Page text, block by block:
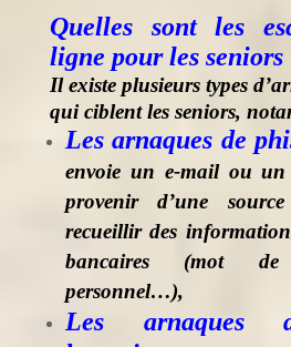
Quelles sont les
ligne pour les seniors
Il existe plusieurs types
qui ciblent les seniors,
Les arnaques de
envoie un e-mail ou un
provenir d’une
recueillir des
bancaires (mot de
personnel…),
Les arnaques